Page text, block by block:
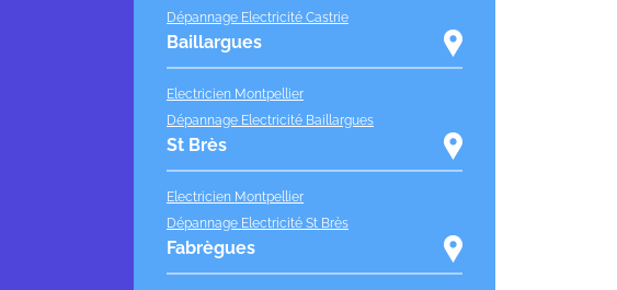
Dépannage Electricité Castrie
Baillargues
Electricien Montpellier
Dépannage Electricité Baillargues
St Brès
Electricien Montpellier
Dépannage Electricité St Brès
Fabrègues